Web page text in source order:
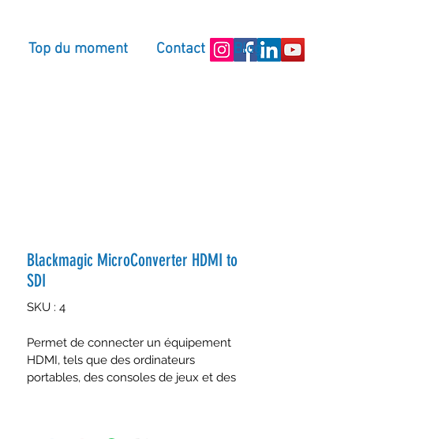
Top du moment Contact Blog
Blackmagic MicroConverter HDMI to
SDI
SKU : 4
Permet de connecter un équipement
HDMI, tels que des ordinateurs
portables, des consoles de jeux et des